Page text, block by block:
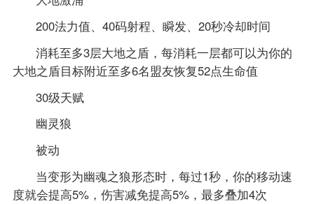
200法力值、40码射程、瞬发、20秒冷却时间
消耗至多3层大地之盾，每消耗一层都可以为你的
大地之盾目标附近至多6名盟友恢复52点生命值
30级天赋
幽灵狼
被动
当变形为幽魂之狼形态时，每过1秒，你的移动速
度就会提高5%，伤害减免提高5%，最多叠加4次